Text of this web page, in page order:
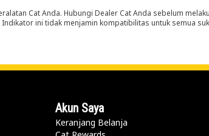
Cat Anda. Hubungi Dealer Cat Anda sebelum
ini tidak menjamin kompatibilitas untuk semua
Akun Saya
Keranjang Belanja